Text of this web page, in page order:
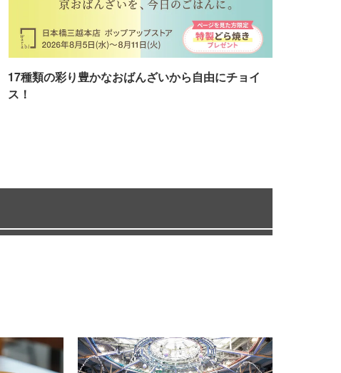
17種類の彩り豊かなおばんざいから自由にチョイ
ス！